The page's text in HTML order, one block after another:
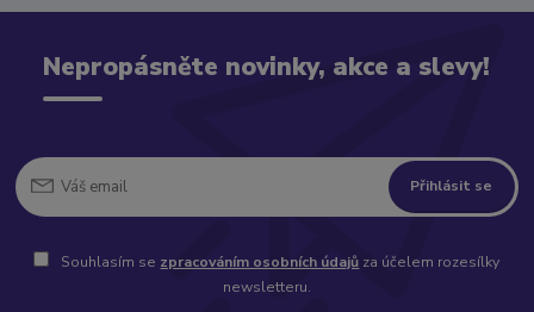
Nepropásněte novinky, akce a slevy!
Přihlásit se
Souhlasím se zpracováním osobních údajů za účelem rozesílky
newsletteru.